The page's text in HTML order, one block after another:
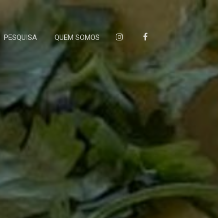
PESQUISA QUEM SOMOS